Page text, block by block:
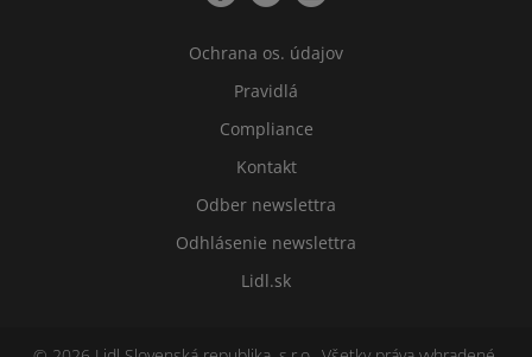
Ochrana os. údajov
Pravidlá
Compliance
Kontakt
Odber newslettra
Odhlásenie newslettra
Lidl.sk